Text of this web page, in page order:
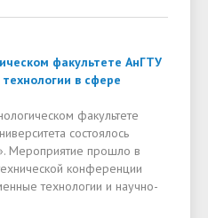
факультете АнГТУ
в сфере
факультете
состоялось
Мероприятие прошло в
конференции
технологии и научно-